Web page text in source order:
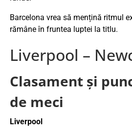
Barcelona vrea să mențină ritmul
rămâne în fruntea luptei la titlu.
Liverpool –
Clasament și
de meci
Liverpool